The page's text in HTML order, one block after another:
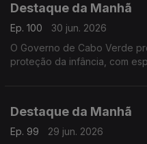
Destaque da Manhã
Ep. 100
30 jun. 2026
O Governo de Cabo Verde
proteção da infância, com
Destaque da Manhã
Ep. 99
29 jun. 2026